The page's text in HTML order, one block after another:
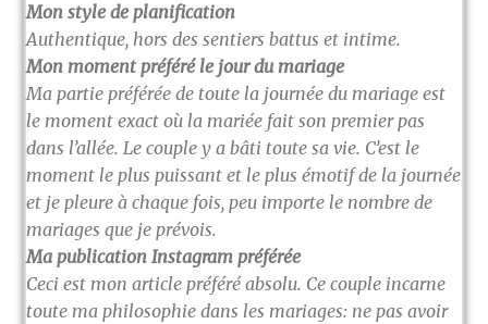
Mon style de planification
Authentique, hors des sentiers battus et intime.
Mon moment préféré le jour du mariage
Ma partie préférée de toute la journée du mariage est
le moment exact où la mariée fait son premier pas
dans l’allée. Le couple y a bâti toute sa vie. C’est le
moment le plus puissant et le plus émotif de la journée
et je pleure à chaque fois, peu importe le nombre de
mariages que je prévois.
Ma publication Instagram préférée
Ceci est mon article préféré absolu. Ce couple incarne
toute ma philosophie dans les mariages: ne pas avoir